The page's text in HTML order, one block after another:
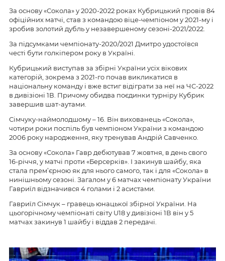
За основу «Сокола» у 2020-2022 роках Кубрицький провів 84
офіційних матчі, став з командою віце-чемпіоном у 2021-му і
зробив золотий дубль у незавершеному сезоні-2021/2022.
За підсумками чемпіонату-2020/2021 Дмитро удостоївся
честі бути голкіпером року в Україні.
Кубрицький виступав за збірні України усіх вікових
категорій, зокрема з 2021-го почав викликатися в
національну команду і вже встиг відіграти за неї на ЧС-2022
в дивізіоні 1В. Причому обидва поєдинки турніру Кубрик
завершив шат-аутами.
Сімчуку-наймолодшому – 16. Він вихованець «Сокола»,
чотири роки поспіль був чемпіоном України з командою
2006 року народження, яку тренував Андрій Савченко.
За основу «Сокола» Гавр дебютував 7 жовтня, в день свого
16-річчя, у матчі проти «Берсерків». І закинув шайбу, яка
стала прем’єрною як для нього самого, так і для «Сокола» в
нинішньому сезоні. Загалом у 6 матчах чемпіонату України
Гавриїл відзначився 4 голами і 2 асистами.
Гавриїл Сімчук – гравець юнацької збірної України. На
цьогорічному чемпіонаті світу U18 у дивізіоні 1В він у 5
матчах закинув 1 шайбу і віддав 2 передачі.